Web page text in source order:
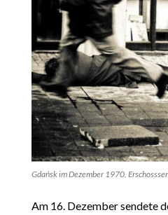
Gdańsk im Dezember 1970.
Am 16. Dezember sendete